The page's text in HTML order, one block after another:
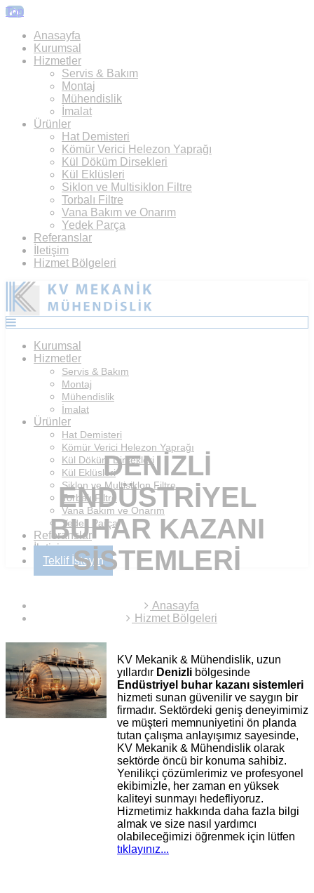
Top
Anasayfa
Kurumsal
Hizmetler
Servis & Bakım
Montaj
Mühendislik
İmalat
Ürünler
Hat Demisteri
Kömür Verici Helezon Yaprağı
Kül Döküm Dirsekleri
Kül Eklüsleri
Siklon ve Multisiklon Filtre
Torbalı Filtre
Vana Bakım ve Onarım
Yedek Parça
Referanslar
İletişim
Hizmet Bölgeleri
Kurumsal
Hizmetler
Servis & Bakım
Montaj
Mühendislik
İmalat
Ürünler
Hat Demisteri
Kömür Verici Helezon Yaprağı
Kül Döküm Dirsekleri
Kül Eklüsleri
Siklon ve Multisiklon Filtre
Torbalı Filtre
Vana Bakım ve Onarım
Yedek Parça
Referanslar
İletişim
Teklif İsteyin
DENIZLI
ENDÜSTRIYEL
BUHAR KAZANI
SISTEMLERI
Anasayfa
Hizmet Bölgeleri
KV Mekanik & Mühendislik, uzun
yıllardır Denizli bölgesinde
Endüstriyel buhar kazanı sistemleri
hizmeti sunan güvenilir ve saygın bir
firmadır. Sektördeki geniş deneyimimiz
ve müşteri memnuniyetini ön planda
tutan çalışma anlayışımız sayesinde,
KV Mekanik & Mühendislik olarak
sektörde öncü bir konuma sahibiz.
Yenilikçi çözümlerimiz ve profesyonel
ekibimizle, her zaman en yüksek
kaliteyi sunmayı hedefliyoruz.
Hizmetimiz hakkında daha fazla bilgi
almak ve size nasıl yardımcı
olabileceğimizi öğrenmek için lütfen
tıklayınız...